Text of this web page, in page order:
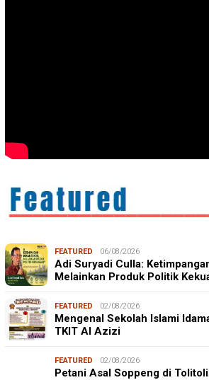
FEATURED 06/08/2026
Adi Suryadi Culla:
Melainkan Produk Politik
FEATURED 02/08/2026
Mengenal Sekolah Islami
TKIT Al Azizi
FEATURED 02/08/2026
Petani Asal Soppeng di